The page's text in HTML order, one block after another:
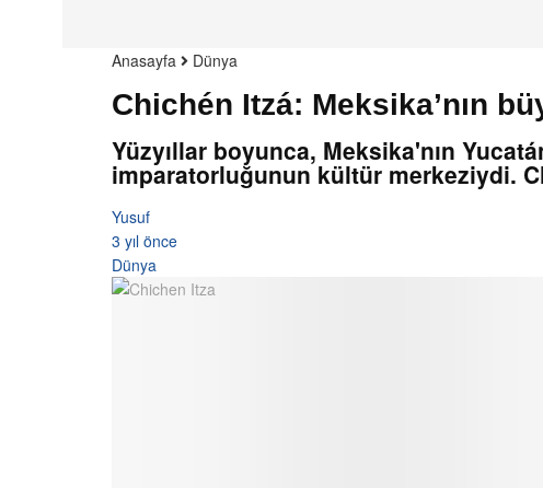
Anasayfa Dünya
Chichén Itzá: Meksika’nın
Yüzyıllar boyunca, Meksika'nın
imparatorluğunun kültür merkeziydi.
Yusuf
3 yıl önce
Dünya